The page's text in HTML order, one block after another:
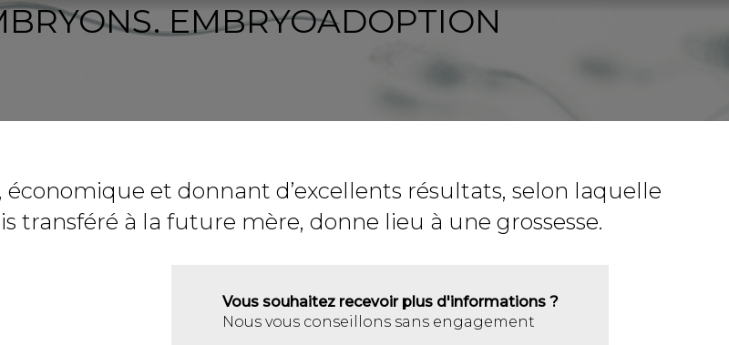
EMBRYOADOPTION
et donnant d’excellents résultats, selon laquelle
transféré à la future mère, donne lieu à une grossesse.
Vous souhaitez recevoir plus d'informations ?
Nous vous conseillons sans engagement